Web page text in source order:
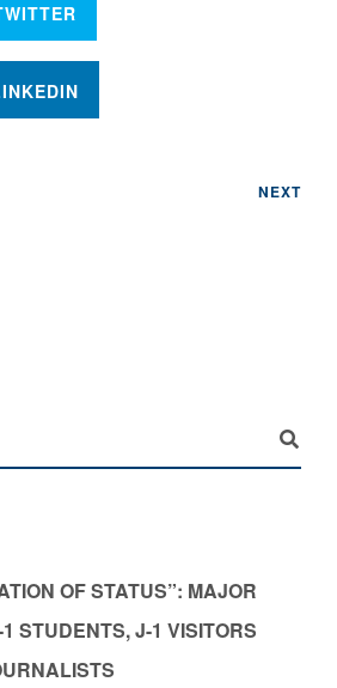
NEXT
OF STATUS”: MAJOR
STUDENTS, J-1 VISITORS